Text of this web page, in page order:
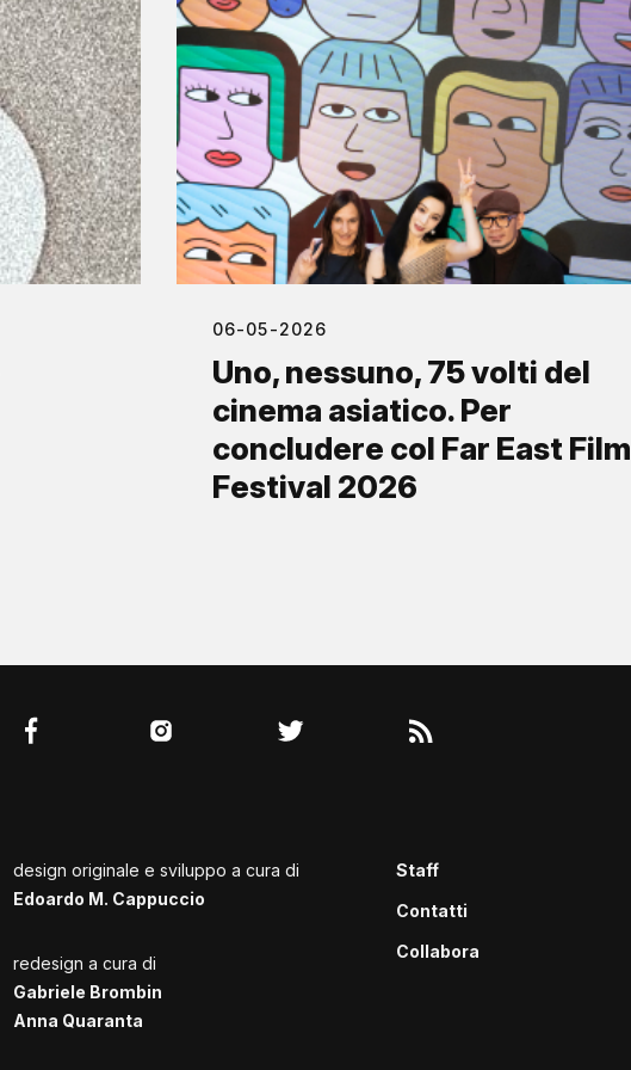
06-05-2026
Uno, nessuno, 75 volti del
cinema asiatico. Per
concludere col Far East Film
Festival 2026
design originale e sviluppo a cura di
Edoardo M. Cappuccio
redesign a cura di
Gabriele Brombin
Anna Quaranta
Staff
Contatti
Collabora